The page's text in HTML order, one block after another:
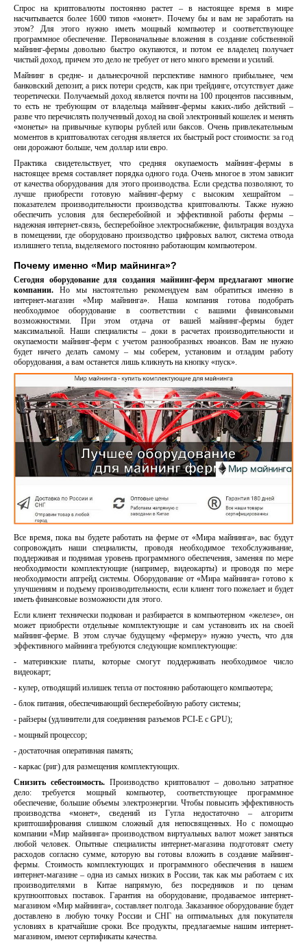
Спрос на криптовалюты постоянно растет – в настоящее время в мире
насчитывается более 1600 типов «монет». Почему бы и вам не заработать на
этом? Для этого нужно иметь мощный компьютер и соответствующее
программное обеспечение. Первоначальные вложения в создание собственной
майнинг-фермы довольно быстро окупаются, и потом ее владелец получает
чистый доход, причем это дело не требует от него много времени и усилий.
Майнинг в средне- и дальнесрочной перспективе намного прибыльнее, чем
банковский депозит, а риск потери средств, как при трейдинге, отсутствует даже
теоретически. Получаемый доход является почти на 100 процентов пассивным,
то есть не требующим от владельца майнинг-фермы каких-либо действий –
разве что перечислять полученный доход на свой электронный кошелек и менять
«монеты» на привычные купюры рублей или баксов. Очень привлекательным
моментов в криптовалютах сегодня является их быстрый рост стоимости: за год
они дорожают больше, чем доллар или евро.
Практика свидетельствует, что средняя окупаемость майнинг-фермы в
настоящее время составляет порядка одного года. Очень многое в этом зависит
от качества оборудования для этого производства. Если средства позволяют, то
лучше приобрести готовую майнинг-ферму с высоким хешрайтом –
показателем производительности производства криптовалюты. Также нужно
обеспечить условия для бесперебойной и эффективной работы фермы –
надежная интернет-связь, бесперебойное электроснабжение, фильтрация воздуха
в помещении, где оборудовано производство цифровых валют, система отвода
излишнего тепла, выделяемого постоянно работающим компьютером.
Почему именно «Мир майнинга»?
Сегодня оборудование для создания майнинг-ферм предлагают многие
компании. Но мы настоятельно рекомендуем вам обратиться именно в
интернет-магазин «Мир майнинга». Наша компания готова подобрать
необходимое оборудование в соответствии с вашими финансовыми
возможностями. При этом отдача от вашей майнинг-фермы будет
максимальной. Наши специалисты – доки в расчетах производительности и
окупаемости майнинг-ферм с учетом разнообразных нюансов. Вам не нужно
будет ничего делать самому – мы соберем, установим и отладим работу
оборудования, а вам останется лишь кликнуть на кнопку «пуск».
Все время, пока вы будете работать на ферме от «Мира майнинга», вас будут
сопровождать наши специалисты, проводя необходимое техобслуживание,
поддерживая и поднимая уровень программного обеспечения, заменяя по мере
необходимости комплектующие (например, видеокарты) и проводя по мере
необходимости апгрейд системы. Оборудование от «Мира майнинга» готово к
улучшениям и подъему производительности, если клиент того пожелает и будет
иметь финансовые возможности для этого.
Если клиент технически подкован и разбирается в компьютерном «железе», он
может приобрести отдельные комплектующие и сам установить их на своей
майнинг-ферме. В этом случае будущему «фермеру» нужно учесть, что для
эффективного майнинга требуются следующие комплектующие:
- материнские платы, которые смогут поддерживать необходимое число
видеокарт;
- кулер, отводящий излишек тепла от постоянно работающего компьютера;
- блок питания, обеспечивающий бесперебойную работу системы;
- райзеры (удлинители для соединения разъемов PCI-E с GPU);
- мощный процессор;
- достаточная оперативная память;
- каркас (риг) для размещения комплектующих.
Снизить себестоимость.Производство криптовалют – довольно затратное
дело: требуется мощный компьютер, соответствующее программное
обеспечение, большие объемы электроэнергии. Чтобы повысить эффективность
производства «монет», сведений из Гугла недостаточно – алгоритм
криптошифрования слишком сложный для непосвященных. Но с помощью
компании «Мир майнинга» производством виртуальных валют может заняться
любой человек. Опытные специалисты интернет-магазина подготовят смету
расходов согласно сумме, которую вы готовы вложить в создание майнинг-
фермы. Стоимость комплектующих и программного обеспечения в нашем
интернет-магазине – одна из самых низких в России, так как мы работаем с их
производителями в Китае напрямую, без посредников и по ценам
крупнооптовых поставок. Гарантия на оборудование, продаваемое интернет-
магазином «Мир майнинга», составляет полгода. Заказанное оборудование будет
доставлено в любую точку России и СНГ на оптимальных для покупателя
условиях в кратчайшие сроки. Все продукты, предлагаемые нашим интернет-
магазином, имеют сертификаты качества.